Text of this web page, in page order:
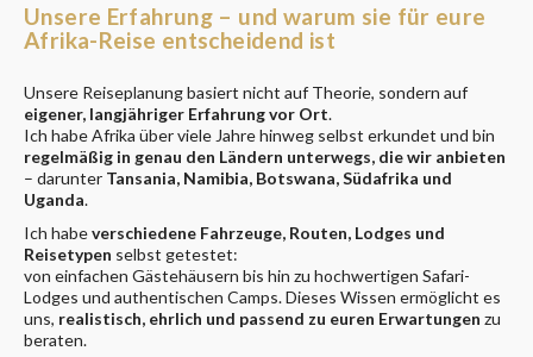
Unsere Erfahrung – und warum sie für eure
Afrika-Reise entscheidend ist
Unsere Reiseplanung basiert nicht auf Theorie, sondern auf
eigener, langjähriger Erfahrung vor Ort.
Ich habe Afrika über viele Jahre hinweg selbst erkundet und bin
regelmäßig in genau den Ländern unterwegs, die wir anbieten
– darunter Tansania, Namibia, Botswana, Südafrika und
Uganda.
Ich habeverschiedene Fahrzeuge, Routen, Lodges und
Reisetypen selbst getestet:
von einfachen Gästehäusern bis hin zu hochwertigen Safari-
Lodges und authentischen Camps. Dieses Wissen ermöglicht es
uns, realistisch, ehrlich und passend zu euren Erwartungen zu
beraten.